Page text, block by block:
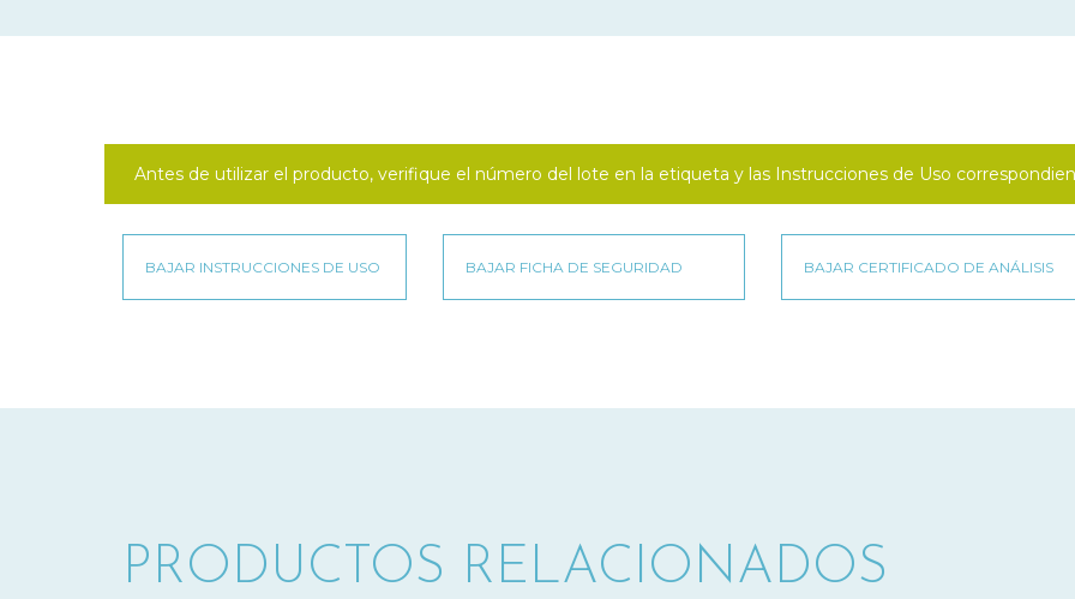
Antes de utilizar el producto, verifique el número del lote en la etiqueta y las Instrucciones de Uso
PRODUCTOS RELACIONADOS